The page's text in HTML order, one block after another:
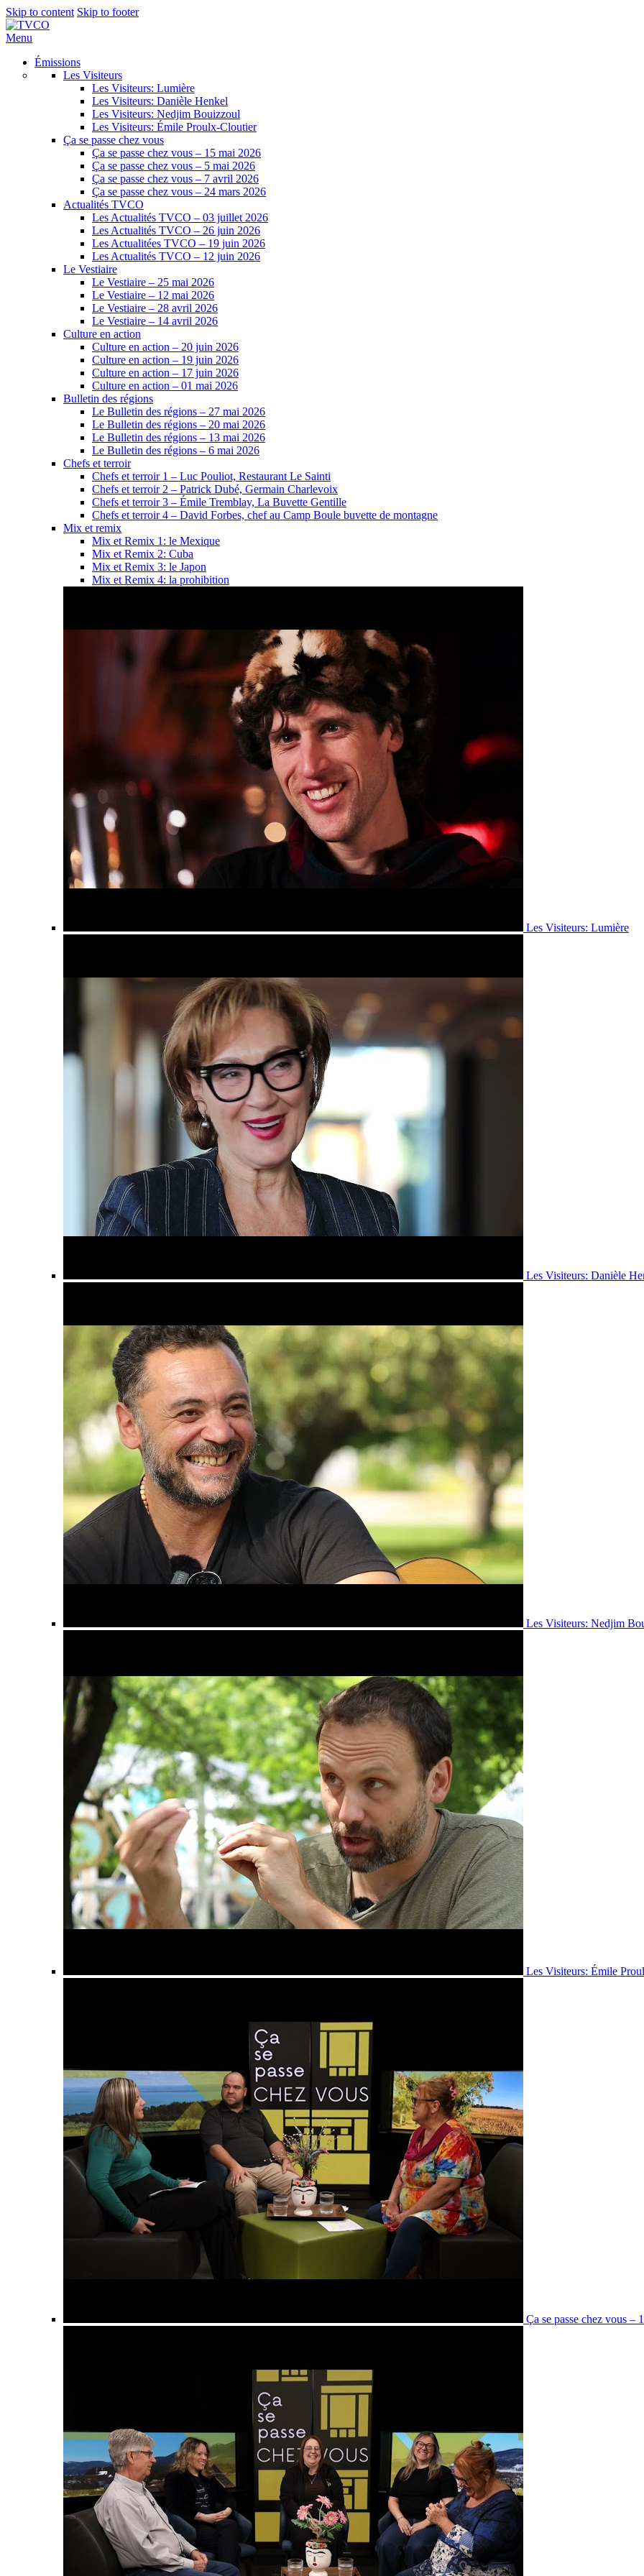
Skip to content Skip to footer
Menu
Émissions
Les Visiteurs
Les Visiteurs: Lumière
Les Visiteurs: Danièle Henkel
Les Visiteurs: Nedjim Bouizzoul
Les Visiteurs: Émile Proulx-Cloutier
Ça se passe chez vous
Ça se passe chez vous – 15 mai 2026
Ça se passe chez vous – 5 mai 2026
Ça se passe chez vous – 7 avril 2026
Ça se passe chez vous – 24 mars 2026
Actualités TVCO
Les Actualités TVCO – 03 juillet 2026
Les Actualités TVCO – 26 juin 2026
Les Actualitées TVCO – 19 juin 2026
Les Actualités TVCO – 12 juin 2026
Le Vestiaire
Le Vestiaire – 25 mai 2026
Le Vestiaire – 12 mai 2026
Le Vestiaire – 28 avril 2026
Le Vestiaire – 14 avril 2026
Culture en action
Culture en action – 20 juin 2026
Culture en action – 19 juin 2026
Culture en action – 17 juin 2026
Culture en action – 01 mai 2026
Bulletin des régions
Le Bulletin des régions – 27 mai 2026
Le Bulletin des régions – 20 mai 2026
Le Bulletin des régions – 13 mai 2026
Le Bulletin des régions – 6 mai 2026
Chefs et terroir
Chefs et terroir 1 – Luc Pouliot, Restaurant Le Sainti
Chefs et terroir 2 – Patrick Dubé, Germain Charlevoix
Chefs et terroir 3 – Émile Tremblay, La Buvette Gentille
Chefs et terroir 4 – David Forbes, chef au Camp Boule buvette de montagne
Mix et remix
Mix et Remix 1: le Mexique
Mix et Remix 2: Cuba
Mix et Remix 3: le Japon
Mix et Remix 4: la prohibition
Les Visiteurs: Lumière
Les Visiteurs: Danièle
Les Visiteurs: Nedjim
Les Visiteurs: Émile
Ça se passe chez vous –